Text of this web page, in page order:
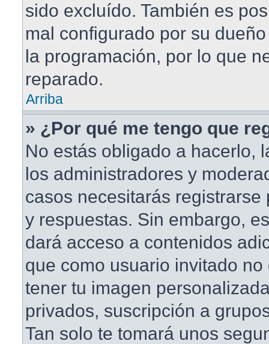
sido excluído. También es
mal configurado por su
la programación, por lo que
reparado.
Arriba
» ¿Por qué me tengo que
No estás obligado a hacerlo,
los administradores y
casos necesitarás registrarse
y respuestas. Sin embargo,
dará acceso a contenidos
que como usuario invitado
tener tu imagen
privados, suscripción a
Tan solo te tomará unos